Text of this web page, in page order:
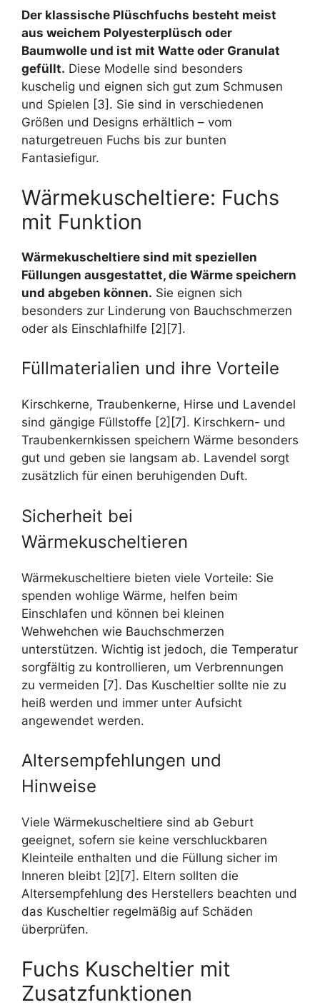
Der klassische Plüschfuchs besteht meist
aus weichem Polyesterplüsch oder
Baumwolle und ist mit Watte oder Granulat
gefüllt. Diese Modelle sind besonders
kuschelig und eignen sich gut zum Schmusen
und Spielen [3]. Sie sind in verschiedenen
Größen und Designs erhältlich – vom
naturgetreuen Fuchs bis zur bunten
Fantasiefigur.
Wärmekuscheltiere: Fuchs
mit Funktion
Wärmekuscheltiere sind mit speziellen
Füllungen ausgestattet, die Wärme speichern
und abgeben können. Sie eignen sich
besonders zur Linderung von Bauchschmerzen
oder als Einschlafhilfe [2][7].
Füllmaterialien und ihre Vorteile
Kirschkerne, Traubenkerne, Hirse und Lavendel
sind gängige Füllstoffe [2][7]. Kirschkern- und
Traubenkernkissen speichern Wärme besonders
gut und geben sie langsam ab. Lavendel sorgt
zusätzlich für einen beruhigenden Duft.
Sicherheit bei
Wärmekuscheltieren
Wärmekuscheltiere bieten viele Vorteile: Sie
spenden wohlige Wärme, helfen beim
Einschlafen und können bei kleinen
Wehwehchen wie Bauchschmerzen
unterstützen. Wichtig ist jedoch, die Temperatur
sorgfältig zu kontrollieren, um Verbrennungen
zu vermeiden [7]. Das Kuscheltier sollte nie zu
heiß werden und immer unter Aufsicht
angewendet werden.
Altersempfehlungen und
Hinweise
Viele Wärmekuscheltiere sind ab Geburt
geeignet, sofern sie keine verschluckbaren
Kleinteile enthalten und die Füllung sicher im
Inneren bleibt [2][7]. Eltern sollten die
Altersempfehlung des Herstellers beachten und
das Kuscheltier regelmäßig auf Schäden
überprüfen.
Fuchs Kuscheltier mit
Zusatzfunktionen